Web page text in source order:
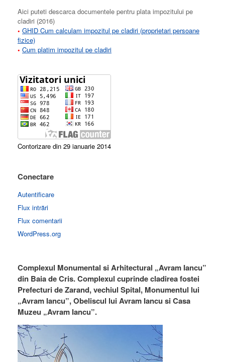
Aici puteti descarca documentele pentru plata impozitului pe
cladiri (2016)
• GHID Cum calculam impozitul pe cladiri (proprietari persoane
fizice)
• Cum platim impozitul pe cladiri
Contorizare din 29 ianuarie 2014
Conectare
Autentificare
Flux intrări
Flux comentarii
WordPress.org
Complexul Monumental si Arhitectural „Avram Iancu”
din Baia de Cris. Complexul cuprinde cladirea fostei
Prefecturi de Zarand, vechiul Spital, Monumentul lui
„Avram Iancu”, Obeliscul lui Avram Iancu si Casa
Muzeu „Avram Iancu”.